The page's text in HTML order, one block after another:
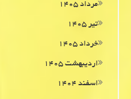
مرداد ۱۴۰۵
تیر ۱۴۰۵
خرداد ۱۴۰۵
اردیبهشت ۱۴۰۵
اسفند ۱۴۰۴